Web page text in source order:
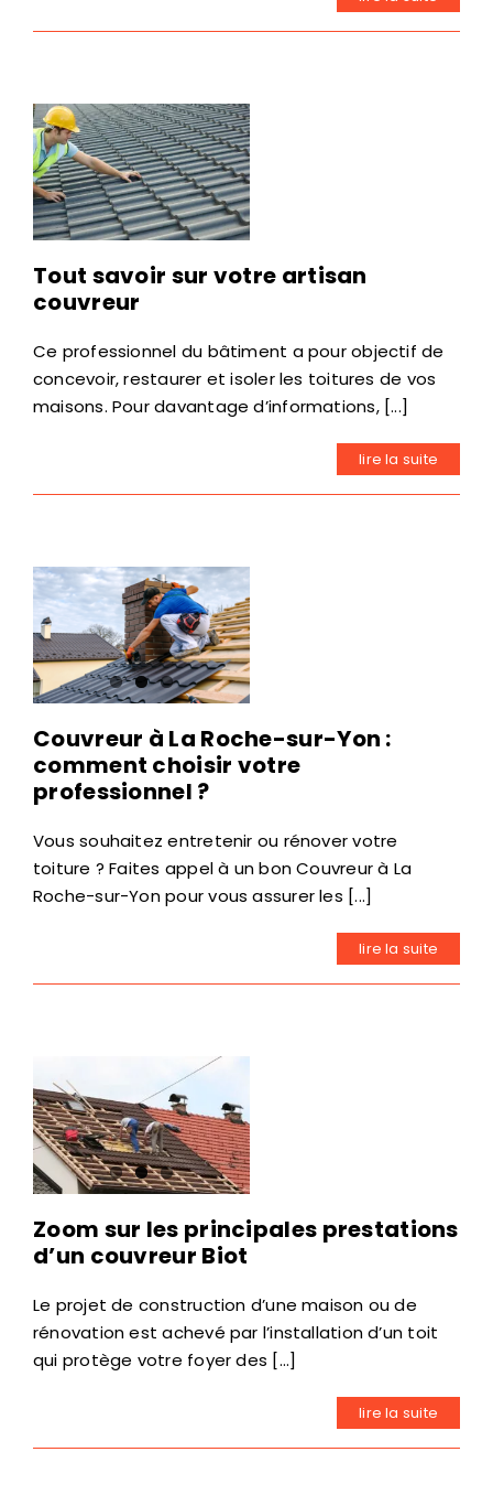
Tout savoir sur votre artisan
couvreur
Ce professionnel du bâtiment a pour objectif de
concevoir, restaurer et isoler les toitures de vos
maisons. Pour davantage d’informations, [...]
lire la suite
Couvreur à La Roche-sur-Yon :
comment choisir votre
professionnel ?
Vous souhaitez entretenir ou rénover votre
toiture ? Faites appel à un bon Couvreur à La
Roche-sur-Yon pour vous assurer les [...]
lire la suite
Zoom sur les principales prestations
d’un couvreur Biot
Le projet de construction d’une maison ou de
rénovation est achevé par l’installation d’un toit
qui protège votre foyer des [...]
lire la suite